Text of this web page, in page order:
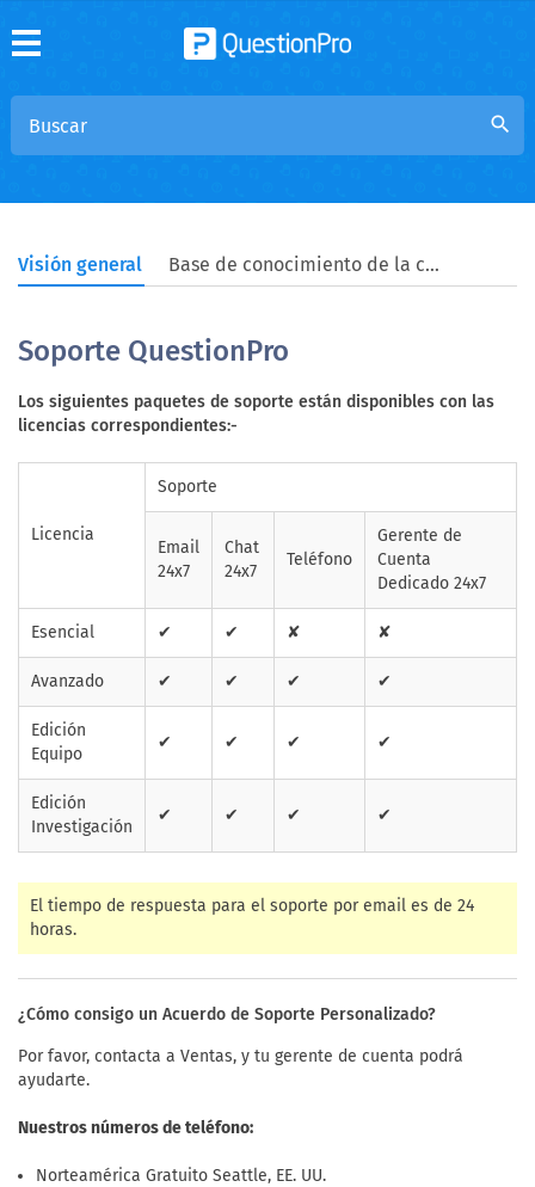
search
Visión general Base de conocimiento de la comunidad
Soporte QuestionPro
Los siguientes paquetes de soporte están disponibles con las
licencias correspondientes:-
Licencia
Soporte
Email
24x7
Chat
24x7
Teléfono
Gerente de
Cuenta
Dedicado 24x7
Esencial ✔ ✔ ✘ ✘
Avanzado ✔ ✔ ✔ ✔
Edición
Equipo
✔ ✔ ✔ ✔
Edición
Investigación
✔ ✔ ✔ ✔
El tiempo de respuesta para el soporte por email es de 24
horas.
¿Cómo consigo un Acuerdo de Soporte Personalizado?
Por favor, contacta a Ventas, y tu gerente de cuenta podrá
ayudarte.
Nuestros números de teléfono:
Norteamérica Gratuito Seattle, EE. UU.